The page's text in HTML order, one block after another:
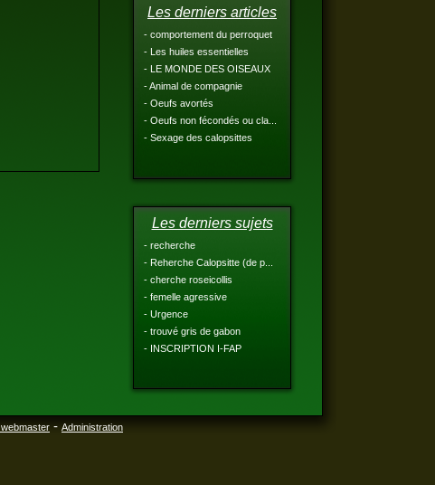
Les derniers articles
- comportement du perroquet
- Les huiles essentielles
- LE MONDE DES OISEAUX
- Animal de compagnie
- Oeufs avortés
- Oeufs non fécondés ou cla...
- Sexage des calopsittes
Les derniers sujets
- recherche
- Reherche Calopsitte (de p...
- cherche roseicollis
- femelle agressive
- Urgence
- trouvé gris de gabon
- INSCRIPTION I-FAP
- Administration